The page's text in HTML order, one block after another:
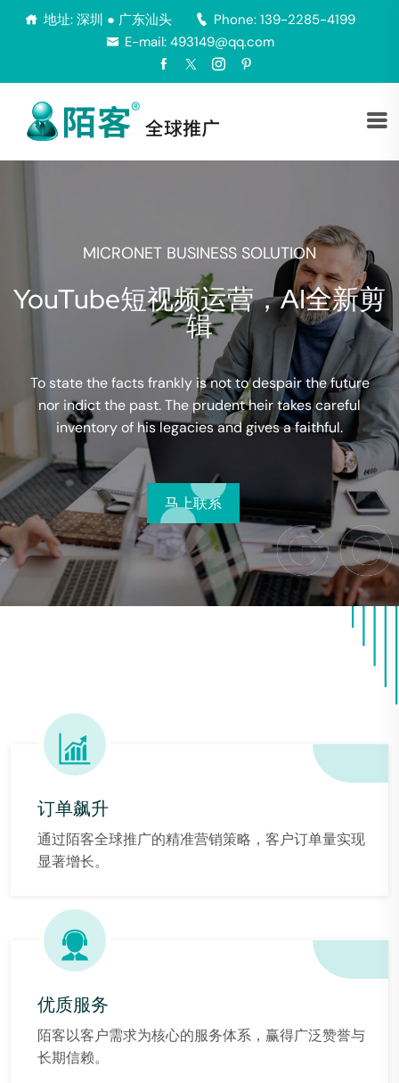
地址: 深圳 ● 广东汕头
Phone: 139-2285-4199
E-mail: 493149@qq.com
SOLUTION
营，AI全新剪
to despair the future
heir takes careful
and gives a faithful.
品牌出海
为企业品牌出
LEARN MORE
订单飙升
通过陌客全球推广的精准营销策略，客户订单量实现
显著增长。
优质服务
陌客以客户需求为核心的服务体系，赢得广泛赞誉与
长期信赖。